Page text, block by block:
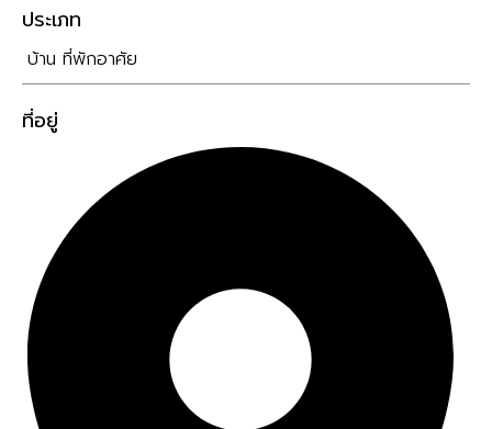
ประเภท
บ้าน ที่พักอาศัย
ที่อยู่